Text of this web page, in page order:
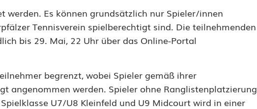
werden. Es können grundsätzlich nur Spieler/innen
Tennisverein spielberechtigt sind. Die teilnehmenden
bis 29. Mai, 22 Uhr über das Online-Portal
begrenzt, wobei Spieler gemäß ihrer
angenommen werden. Spieler ohne Ranglistenplatzierung
U7/U8 Kleinfeld und U9 Midcourt wird in einer